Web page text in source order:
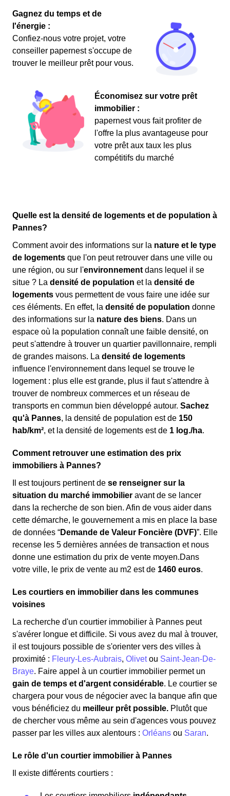
Gagnez du temps et de
l'énergie :
Confiez-nous votre projet, votre
conseiller papernest s'occupe de
trouver le meilleur prêt pour vous.
Économisez sur votre prêt
immobilier :
papernest vous fait profiter de
l'offre la plus avantageuse pour
votre prêt aux taux les plus
compétitifs du marché
Quelle est la densité de logements et de population à
Pannes?
Comment avoir des informations sur la nature et le type
de logements que l'on peut retrouver dans une ville ou
une région, ou sur l'environnement dans lequel il se
situe ? La densité de population et la densité de
logements vous permettent de vous faire une idée sur
ces éléments. En effet, la densité de population donne
des informations sur la nature des biens. Dans un
espace où la population connaît une faible densité, on
peut s'attendre à trouver un quartier pavillonnaire, rempli
de grandes maisons. La densité de logements
influence l'environnement dans lequel se trouve le
logement : plus elle est grande, plus il faut s'attendre à
trouver de nombreux commerces et un réseau de
transports en commun bien développé autour. Sachez
qu'à Pannes, la densité de population est de 150
hab/km², et la densité de logements est de 1 log./ha.
Comment retrouver une estimation des prix
immobiliers à Pannes?
Il est toujours pertinent de se renseigner sur la
situation du marché immobilier avant de se lancer
dans la recherche de son bien. Afin de vous aider dans
cette démarche, le gouvernement a mis en place la base
de données “Demande de Valeur Foncière (DVF)”. Elle
recense les 5 dernières années de transaction et nous
donne une estimation du prix de vente moyen.Dans
votre ville, le prix de vente au m2 est de 1460 euros.
Les courtiers en immobilier dans les communes
voisines
La recherche d'un courtier immobilier à Pannes peut
s'avérer longue et difficile. Si vous avez du mal à trouver,
il est toujours possible de s'orienter vers des villes à
proximité : Fleury-Les-Aubrais, Olivetou Saint-Jean-De-
Braye. Faire appel à un courtier immobilier permet un
gain de temps et d'argent considérable. Le courtier se
chargera pour vous de négocier avec la banque afin que
vous bénéficiez du meilleur prêt possible. Plutôt que
de chercher vous même au sein d'agences vous pouvez
passer par les villes aux alentours : Orléans ou Saran.
Le rôle d'un courtier immobilier à Pannes
Il existe différents courtiers :